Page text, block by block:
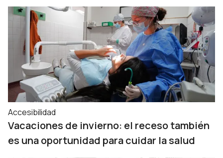
Accesibilidad
Vacaciones de invierno: el receso también
es una oportunidad para cuidar la salud